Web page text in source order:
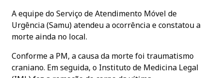
A equipe do Serviço de Atendimento Móvel de
Urgência (Samu) atendeu a ocorrência e constatou a
morte ainda no local.
Conforme a PM, a causa da morte foi traumatismo
craniano. Em seguida, o Instituto de Medicina Legal